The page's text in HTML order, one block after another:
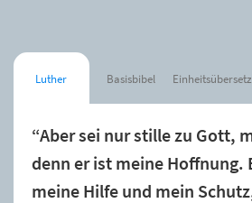
Luther Basisbibel
“Aber sei nur stille zu Gott,
denn er ist meine Hoffnung.
meine Hilfe und mein